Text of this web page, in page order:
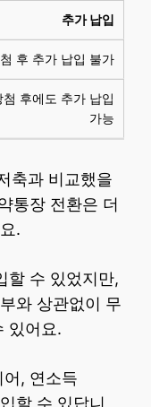
추가 납입
후 추가 납입 불가
첨 후에도 추가 납입
가능
축과 비교했을
통장 전환은 더
.
할 수 있었지만,
와 상관없이 무
있어요.
, 연소득